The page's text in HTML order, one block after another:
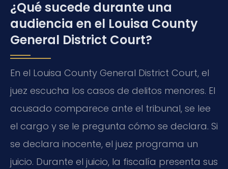
¿Qué sucede durante una
audiencia en el Louisa County
General District Court?
En el Louisa County General District Court, el
juez escucha los casos de delitos menores. El
acusado comparece ante el tribunal, se lee
el cargo y se le pregunta cómo se declara. Si
se declara inocente, el juez programa un
juicio. Durante el juicio, la fiscalía presenta sus